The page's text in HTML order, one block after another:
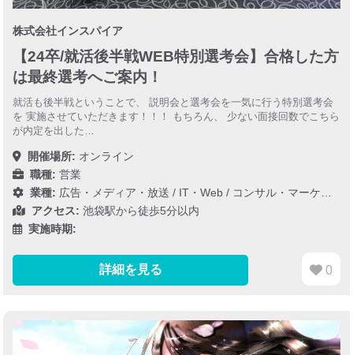
株式会社インスパイア
【24卒/就活後半戦WEB特別選考会】合格した方
は最終選考へご案内！
就活も後半戦ということで、 説明会と選考会を一気に行う特別選考会
を 実施させていただきます！！！ もちろん、 少ない面接回数でこちら
が内定を出した…
開催場所: オンライン
職種: 営業
業種: 広告・メディア・放送 / IT・Web / コンサル・マーケティング
アクセス: 池袋駅から徒歩5分以内
実施時期:
詳細を見る 0